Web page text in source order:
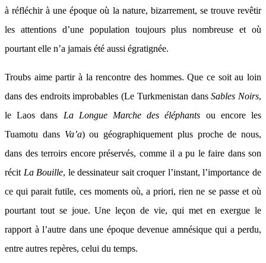
à réfléchir à une époque où la nature, bizarrement, se trouve revêtir
les attentions d’une population toujours plus nombreuse et où
pourtant elle n’a jamais été aussi égratignée.
Troubs aime partir à la rencontre des hommes. Que ce soit au loin
dans des endroits improbables (Le Turkmenistan dansSables Noirs,
le Laos dans La Longue Marche des éléphants ou encore les
Tuamotu dans Va’a) ou géographiquement plus proche de nous,
dans des terroirs encore préservés, comme il a pu le faire dans son
récit La Bouille, le dessinateur sait croquer l’instant, l’importance de
ce qui parait futile, ces moments où, a priori, rien ne se passe et où
pourtant tout se joue. Une leçon de vie, qui met en exergue le
rapport à l’autre dans une époque devenue amnésique qui a perdu,
entre autres repères, celui du temps.